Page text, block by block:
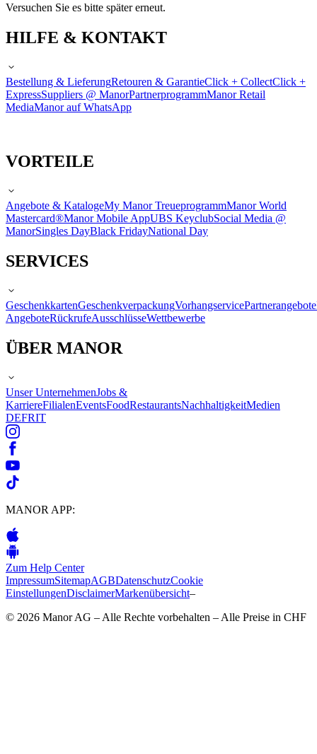
Versuchen Sie es bitte später erneut.
HILFE & KONTAKT
Bestellung & LieferungRetouren & GarantieClick + CollectClick +
ExpressSuppliers @ ManorPartnerprogrammManor Retail
MediaManor auf WhatsApp
VORTEILE
Angebote & KatalogeMy Manor TreueprogrammManor World
Mastercard®Manor Mobile AppUBS KeyclubSocial Media @
ManorSingles DayBlack FridayNational Day
SERVICES
GeschenkkartenGeschenkverpackungVorhangservicePartnerangebote
AngeboteRückrufeAusschlüsseWettbewerbe
ÜBER MANOR
Unser UnternehmenJobs &
KarriereFilialenEventsFoodRestaurantsNachhaltigkeitMedien
DEFRIT
MANOR APP:
Zum Help Center
ImpressumSitemapAGBDatenschutzCookie
EinstellungenDisclaimerMarkenübersicht–
© 2026 Manor AG – Alle Rechte vorbehalten – Alle Preise in CHF